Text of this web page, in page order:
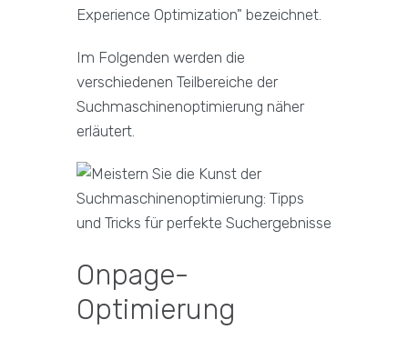
Experience Optimization" bezeichnet.
Im Folgenden werden die
verschiedenen Teilbereiche der
Suchmaschinenoptimierung näher
erläutert.
Onpage-
Optimierung